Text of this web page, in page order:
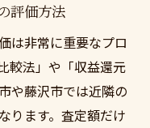
評価方法
は非常に重要なプロ
較法」や「収益還元
や藤沢市では近隣の
ります。査定額だけ